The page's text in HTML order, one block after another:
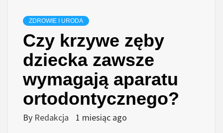
ZDROWIE I URODA
Czy krzywe zęby
dziecka zawsze
wymagają aparatu
ortodontycznego?
By Redakcja 1 miesiąc ago